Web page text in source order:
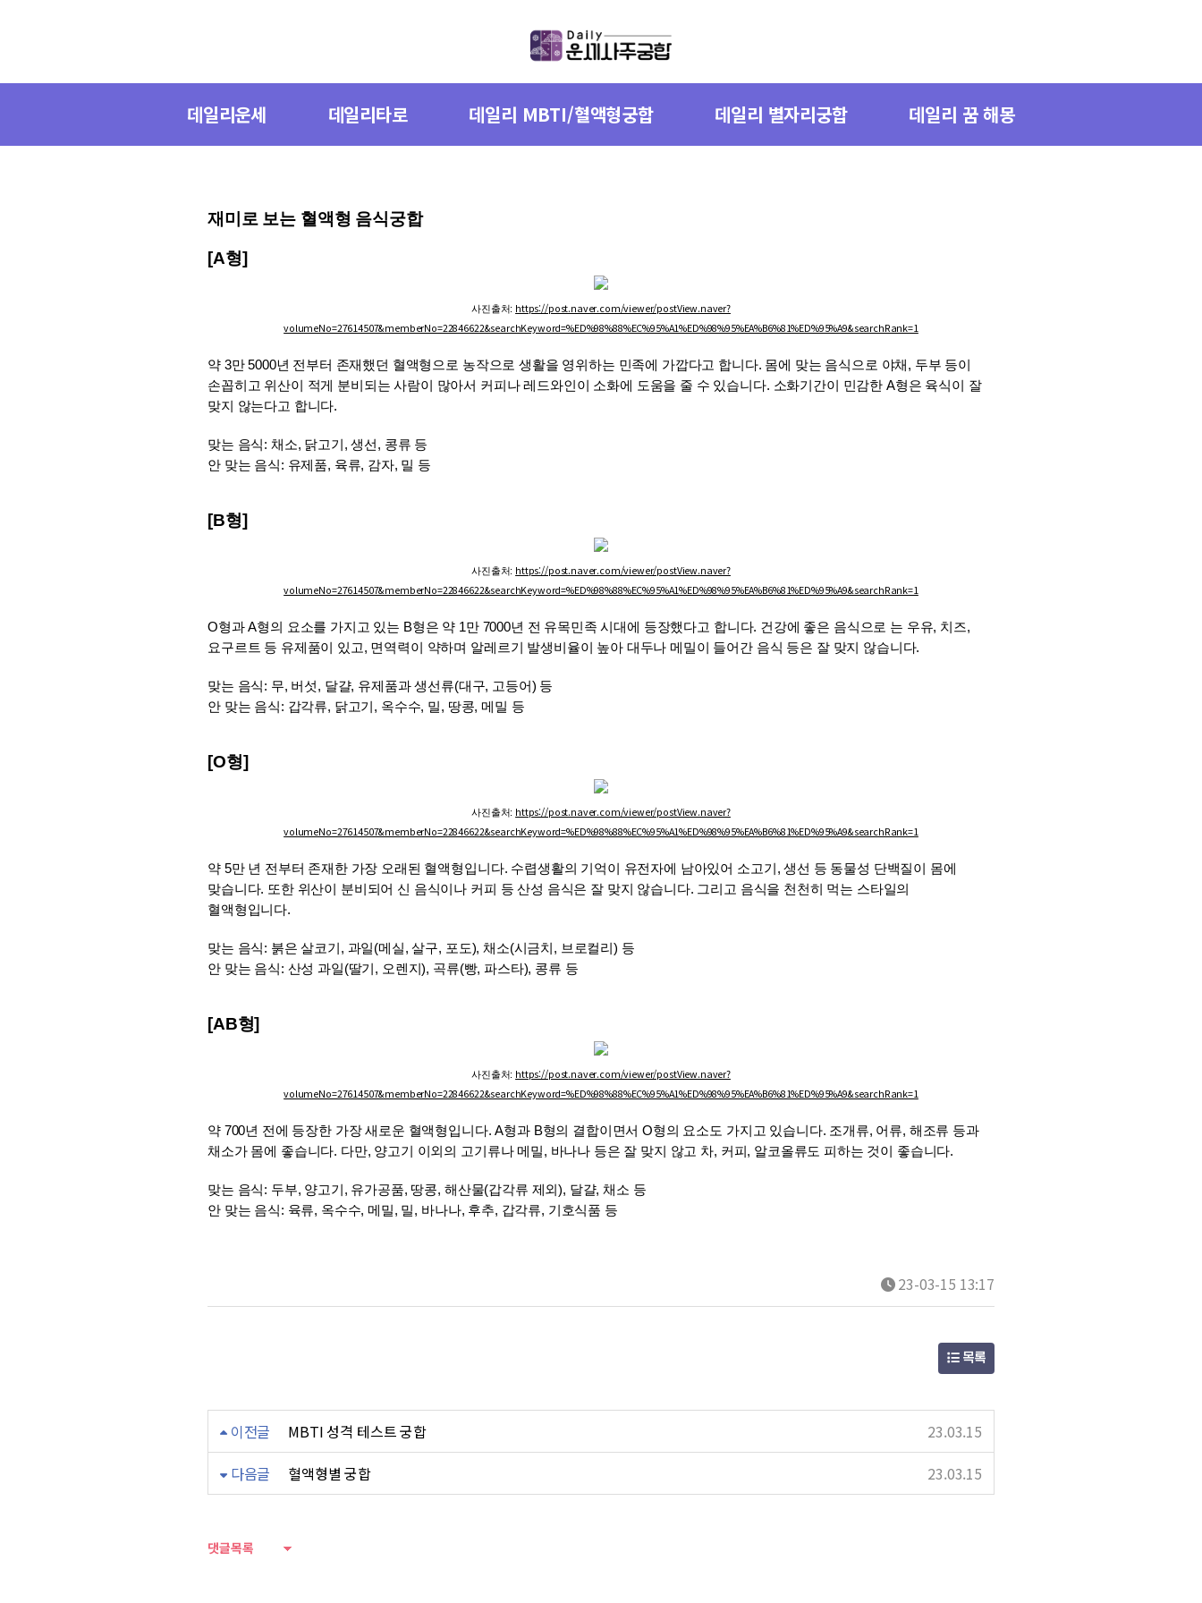
데일리운세 데일리타로 데일리 MBTI/혈액형궁합 데일리 별자리궁합 데일리 꿈 해몽
재미로 보는 혈액형 음식궁합
[A형]
사진출처: https://post.naver.com/viewer/postView.naver?
volumeNo=27614507&memberNo=22846622&searchKeyword=%ED%98%88%EC%95%A1%ED%98%95%EA%B6%81%ED%95%A9&searchRank=1
약 3만 5000년 전부터 존재했던 혈액형으로 농작으로 생활을 영위하는 민족에 가깝다고 합니다. 몸에 맞는 음식으로 야채, 두부 등이
손꼽히고 위산이 적게 분비되는 사람이 많아서 커피나 레드와인이 소화에 도움을 줄 수 있습니다. 소화기간이 민감한 A형은 육식이 잘
맞지 않는다고 합니다.
맞는 음식: 채소, 닭고기, 생선, 콩류 등
안 맞는 음식: 유제품, 육류, 감자, 밀 등
[B형]
사진출처: https://post.naver.com/viewer/postView.naver?
volumeNo=27614507&memberNo=22846622&searchKeyword=%ED%98%88%EC%95%A1%ED%98%95%EA%B6%81%ED%95%A9&searchRank=1
O형과 A형의 요소를 가지고 있는 B형은 약 1만 7000년 전 유목민족 시대에 등장했다고 합니다. 건강에 좋은 음식으로 는 우유, 치즈,
요구르트 등 유제품이 있고, 면역력이 약하며 알레르기 발생비율이 높아 대두나 메밀이 들어간 음식 등은 잘 맞지 않습니다.
맞는 음식: 무, 버섯, 달걀, 유제품과 생선류(대구, 고등어) 등
안 맞는 음식: 갑각류, 닭고기, 옥수수, 밀, 땅콩, 메밀 등
[O형]
사진출처: https://post.naver.com/viewer/postView.naver?
volumeNo=27614507&memberNo=22846622&searchKeyword=%ED%98%88%EC%95%A1%ED%98%95%EA%B6%81%ED%95%A9&searchRank=1
약 5만 년 전부터 존재한 가장 오래된 혈액형입니다. 수렵생활의 기억이 유전자에 남아있어 소고기, 생선 등 동물성 단백질이 몸에
맞습니다. 또한 위산이 분비되어 신 음식이나 커피 등 산성 음식은 잘 맞지 않습니다. 그리고 음식을 천천히 먹는 스타일의
혈액형입니다.
맞는 음식: 붉은 살코기, 과일(메실, 살구, 포도), 채소(시금치, 브로컬리) 등
안 맞는 음식: 산성 과일(딸기, 오렌지), 곡류(빵, 파스타), 콩류 등
[AB형]
사진출처: https://post.naver.com/viewer/postView.naver?
volumeNo=27614507&memberNo=22846622&searchKeyword=%ED%98%88%EC%95%A1%ED%98%95%EA%B6%81%ED%95%A9&searchRank=1
약 700년 전에 등장한 가장 새로운 혈액형입니다. A형과 B형의 결합이면서 O형의 요소도 가지고 있습니다. 조개류, 어류, 해조류 등과
채소가 몸에 좋습니다. 다만, 양고기 이외의 고기류나 메밀, 바나나 등은 잘 맞지 않고 차, 커피, 알코올류도 피하는 것이 좋습니다.
맞는 음식: 두부, 양고기, 유가공품, 땅콩, 해산물(갑각류 제외), 달걀, 채소 등
안 맞는 음식: 육류, 옥수수, 메밀, 밀, 바나나, 후추, 갑각류, 기호식품 등
23-03-15 13:17
목록
이전글 MBTI 성격 테스트 궁합
23.03.15
다음글
혈액형별 궁합 23.03.15
댓글목록